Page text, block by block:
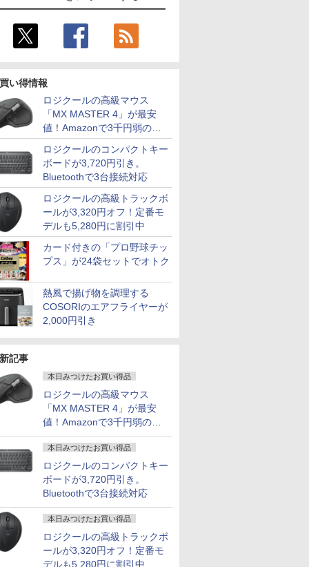
い得情報
ロジクールの高級マウス
「MX MASTER 4」が最安
値！Amazonで3千円弱の割
引
ロジクールのコンパクトキー
ボードが3,720円引き。
Bluetoothで3台接続対応
ロジクールの高級トラックボ
ールが3,320円オフ！定番モ
デルも5,280円に割引中
カード付きの「プロ野球チッ
プス」が24袋セットでオトク
熱風で揚げ物を調理する
COSORIのエアフライヤーが
2,000円引き
記事
本日みつけたお買い得品
ロジクールの高級マウス
「MX MASTER 4」が最安
値！Amazonで3千円弱の割
引
本日みつけたお買い得品
ロジクールのコンパクトキー
ボードが3,720円引き。
Bluetoothで3台接続対応
本日みつけたお買い得品
ロジクールの高級トラックボ
ールが3,320円オフ！定番モ
デルも5,280円に割引中